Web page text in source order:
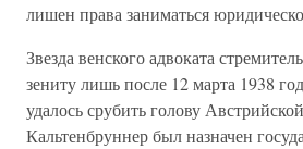
лишен права заниматься
Звезда венского адвоката
зениту лишь после 12 марта 1938
удалось срубить голову
Кальтенбруннер был назначен